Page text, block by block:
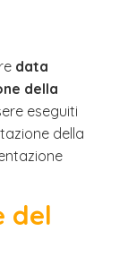
data
della
eseguiti
della
del